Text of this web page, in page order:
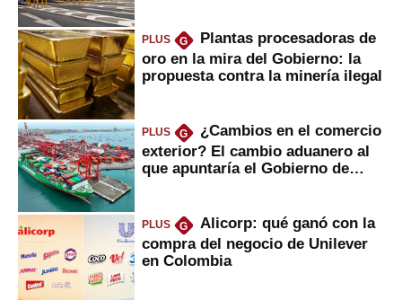
PLUS G
Plantas procesadoras de
oro en la mira del Gobierno: la
propuesta contra la minería ilegal
PLUS G
¿Cambios en el comercio
exterior? El cambio aduanero al
que apuntaría el Gobierno de
PLUS G
Alicorp: qué ganó con la
compra del negocio de Unilever
en Colombia